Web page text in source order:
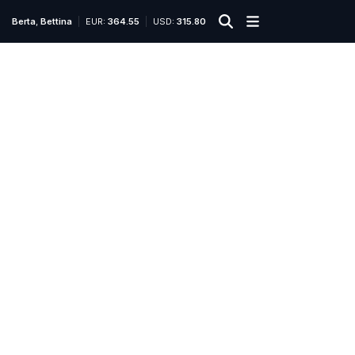
Berta, Bettina EUR: 364.55 USD: 315.80